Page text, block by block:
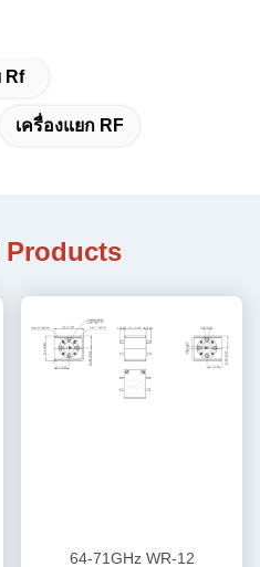
Rf
เครื่องแยก RF
Products
64-71GHz WR-12